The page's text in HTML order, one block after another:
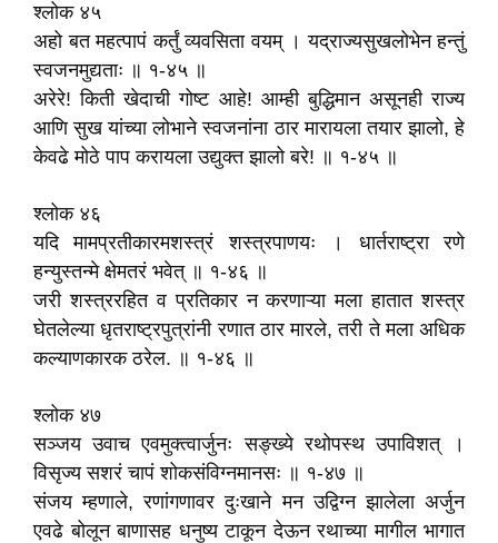
श्लोक ४५
अहो बत महत्पापं कर्तुं व्यवसिता वयम्‌ । यद्राज्यसुखलोभेन हन्तुं
स्वजनमुद्यताः ॥ १-४५ ॥
अरेरे! किती खेदाची गोष्ट आहे! आम्ही बुद्धिमान असूनही राज्य
आणि सुख यांच्या लोभाने स्वजनांना ठार मारायला तयार झालो, हे
केवढे मोठे पाप करायला उद्युक्त झालो बरे! ॥ १-४५ ॥
श्लोक ४६
यदि मामप्रतीकारमशस्त्रं शस्त्रपाणयः । धार्तराष्ट्रा रणे
हन्युस्तन्मे क्षेमतरं भवेत्‌ ॥ १-४६ ॥
जरी शस्त्ररहित व प्रतिकार न करणाऱ्या मला हातात शस्त्र
घेतलेल्या धृतराष्ट्रपुत्रांनी रणात ठार मारले, तरी ते मला अधिक
कल्याणकारक ठरेल. ॥ १-४६ ॥
श्लोक ४७
सञ्जय उवाच एवमुक्त्वार्जुनः सङ्ख्ये रथोपस्थ उपाविशत्‌ ।
विसृज्य सशरं चापं शोकसंविग्नमानसः ॥ १-४७ ॥
संजय म्हणाले, रणांगणावर दुःखाने मन उद्विग्न झालेला अर्जुन
एवढे बोलून बाणासह धनुष्य टाकून देऊन रथाच्या मागील भागात